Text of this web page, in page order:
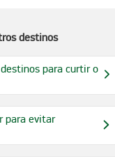
destinos
para curtir o
para evitar